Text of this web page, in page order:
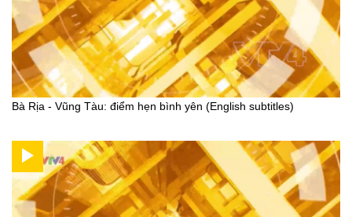
Bà Rịa - Vũng Tàu: điểm hẹn bình yên (English subtitles)